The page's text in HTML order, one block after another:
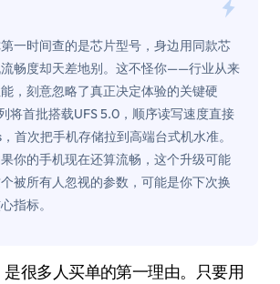
一时间查的是芯片型号，身边用同款芯
畅度却天差地别。这不怪你——行业从来
，刻意忽略了真正决定体验的关键硬
将首批搭载UFS 5.0，顺序读写速度直接
首次把手机存储拉到高端台式机水准。
你的手机现在还算流畅，这个升级可能
被所有人忽视的参数，可能是你下次换
指标。